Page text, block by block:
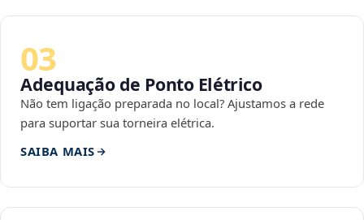
03
Adequação de Ponto Elétrico
Não tem ligação preparada no local? Ajustamos a rede
para suportar sua torneira elétrica.
SAIBA MAIS